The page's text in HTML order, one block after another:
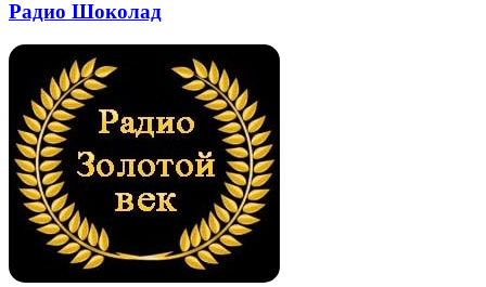
Радио Шоколад